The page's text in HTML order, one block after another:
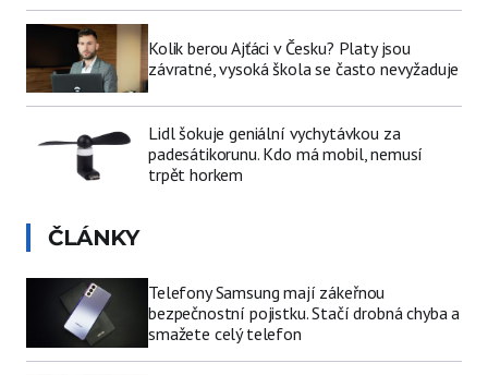
Kolik berou Ajťáci v Česku? Platy jsou
závratné, vysoká škola se často nevyžaduje
Lidl šokuje geniální vychytávkou za
padesátikorunu. Kdo má mobil, nemusí
trpět horkem
ČLÁNKY
Telefony Samsung mají zákeřnou
bezpečnostní pojistku. Stačí drobná chyba a
smažete celý telefon